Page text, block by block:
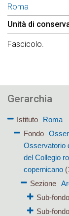
Roma
Unità di
Fascicolo.
Gerarchia
Istituto
Roma
Fondo
Osservatorio
del Collegio
copernicano
Sezione
Sub-fondo
Sub-fondo